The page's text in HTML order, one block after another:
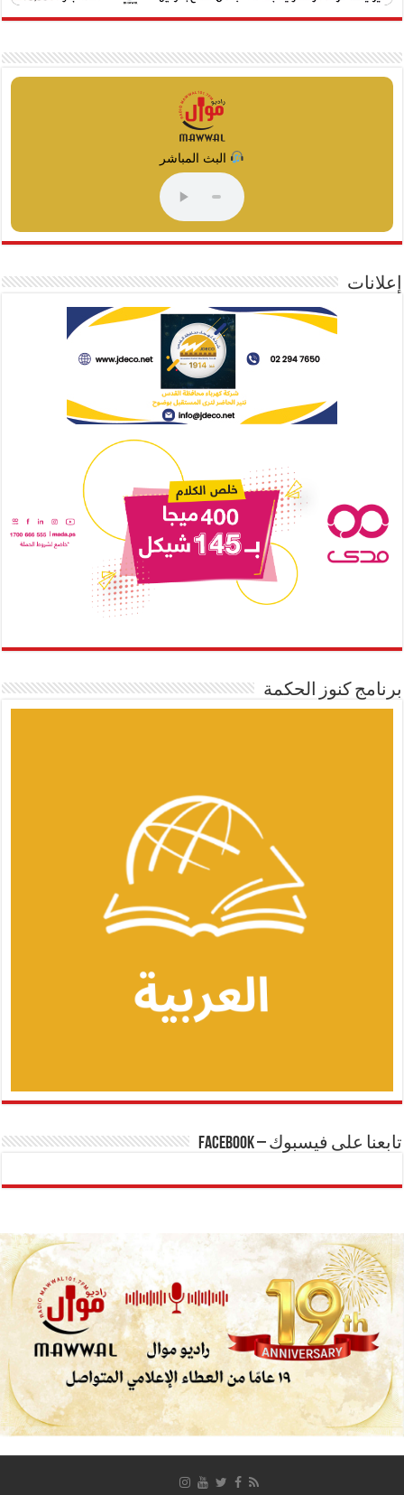
البث المباشر
إعلانات
برنامج كنوز الحكمة
تابعنا على فيسبوك – Facebook